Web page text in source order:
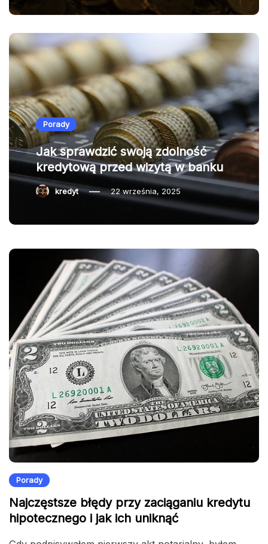
Porady
Jak sprawdzić swoją zdolność
kredytową przed wizytą w banku
kredyt 22 września, 2025
Porady
Najczęstsze błędy przy zaciąganiu kredytu
hipotecznego i jak ich uniknąć